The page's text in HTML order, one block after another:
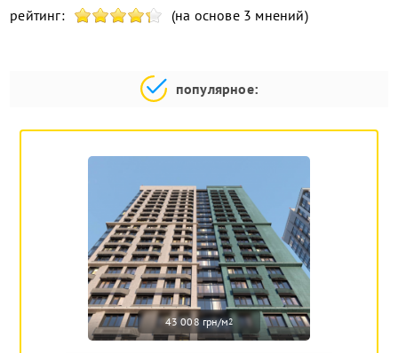
рейтинг: (на основе 3 мнений)
популярное:
43 008 грн/м2